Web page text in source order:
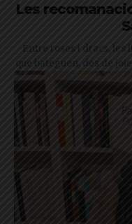
Les
Entre roses i dracs, les
que bateguen, des de